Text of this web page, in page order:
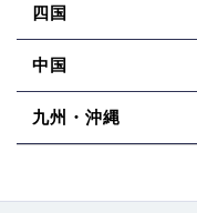
四国
中国
九州・沖縄